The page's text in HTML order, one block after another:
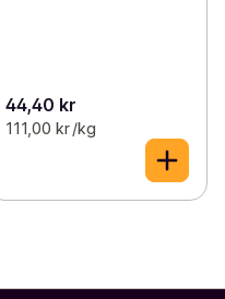
44,40 kr
111,00 kr /kg